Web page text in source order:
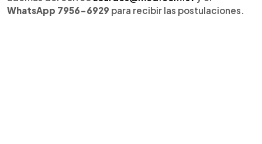
WhatsApp 7956-6929 para recibir las postulaciones.